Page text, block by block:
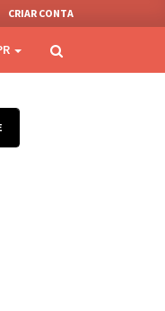
CRIAR CONTA